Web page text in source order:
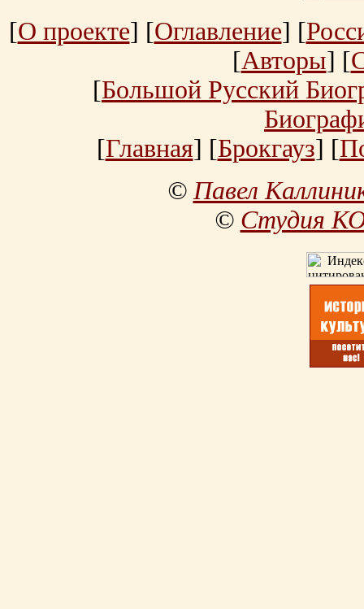
[О проекте] [Оглавление] [
[Авторы] [
[Большой Русский
[Главная] [Брокгауз] [
©Павел
© Студия